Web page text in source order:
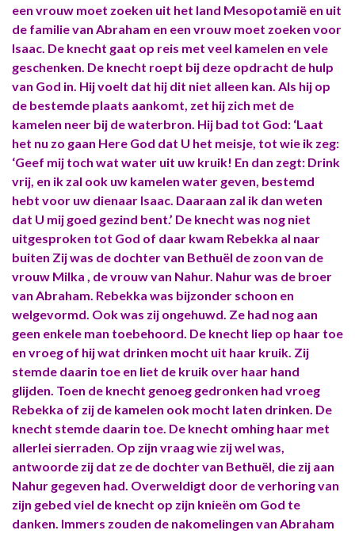
een vrouw moet zoeken uit het land Mesopotamië en uit
de familie van Abraham en een vrouw moet zoeken voor
Isaac. De knecht gaat op reis met veel kamelen en vele
geschenken. De knecht roept bij deze opdracht de hulp
van God in. Hij voelt dat hij dit niet alleen kan. Als hij op
de bestemde plaats aankomt, zet hij zich met de
kamelen neer bij de waterbron. Hij bad tot God: ‘Laat
het nu zo gaan Here God dat U het meisje, tot wie ik zeg:
‘Geef mij toch wat water uit uw kruik! En dan zegt: Drink
vrij, en ik zal ook uw kamelen water geven, bestemd
hebt voor uw dienaar Isaac. Daaraan zal ik dan weten
dat U mij goed gezind bent.’ De knecht was nog niet
uitgesproken tot God of daar kwam Rebekka al naar
buiten Zij was de dochter van Bethuël de zoon van de
vrouw Milka , de vrouw van Nahur. Nahur was de broer
van Abraham. Rebekka was bijzonder schoon en
welgevormd. Ook was zij ongehuwd. Ze had nog aan
geen enkele man toebehoord. De knecht liep op haar toe
en vroeg of hij wat drinken mocht uit haar kruik. Zij
stemde daarin toe en liet de kruik over haar hand
glijden. Toen de knecht genoeg gedronken had vroeg
Rebekka of zij de kamelen ook mocht laten drinken. De
knecht stemde daarin toe. De knecht omhing haar met
allerlei sierraden. Op zijn vraag wie zij wel was,
antwoorde zij dat ze de dochter van Bethuël, die zij aan
Nahur gegeven had. Overweldigt door de verhoring van
zijn gebed viel de knecht op zijn knieën om God te
danken. Immers zouden de nakomelingen van Abraham